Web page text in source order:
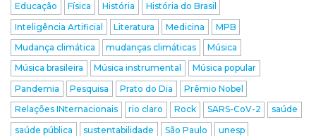
Educação
Física História
História do Brasil
Inteligência Artificial
Literatura Medicina
MPB
Mudança climática
mudanças climáticas
Música
Música brasileira
Música instrumental
Música popular
Pandemia
Pesquisa Prato do Dia
Prêmio Nobel
Relações INternacionais
rio claro Rock SARS-CoV-2
saúde
saúde pública
sustentabilidade São Paulo
unesp